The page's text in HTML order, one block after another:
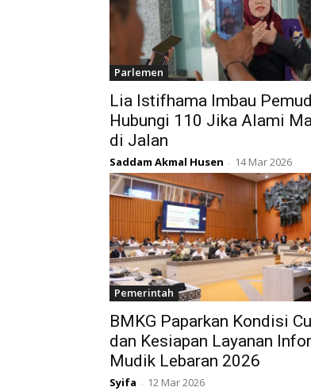
Parlemen
Lia Istifhama Imbau
Hubungi 110 Jika Alami
di Jalan
Saddam Akmal Husen - 14 Mar 2026
Pemerintah
BMKG Paparkan Kondisi
dan Kesiapan Layanan
Mudik Lebaran 2026
Syifa - 12 Mar 2026